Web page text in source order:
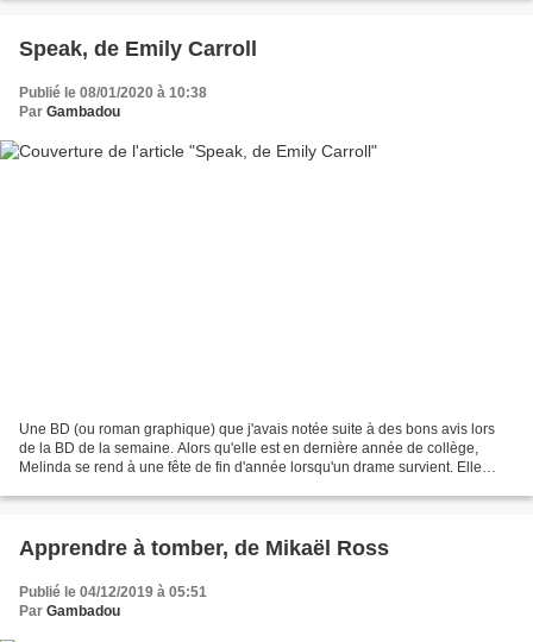
Speak, de Emily Carroll
Publié le 08/01/2020 à 10:38
Par Gambadou
Une BD (ou roman graphique) que j'avais notée suite à des bons avis lors
de la BD de la semaine. Alors qu'elle est en dernière année de collège,
Melinda se rend à une fête de fin d'année lorsqu'un drame survient. Elle
Apprendre à tomber, de Mikaël Ross
Publié le 04/12/2019 à 05:51
Par Gambadou